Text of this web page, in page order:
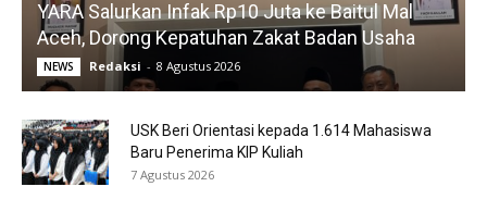
YARA Salurkan Infak Rp10 Juta ke Baitul Mal
Aceh, Dorong Kepatuhan Zakat Badan Usaha
NEWS Redaksi - 8 Agustus 2026
USK Beri Orientasi kepada 1.614 Mahasiswa
Baru Penerima KIP Kuliah
7 Agustus 2026